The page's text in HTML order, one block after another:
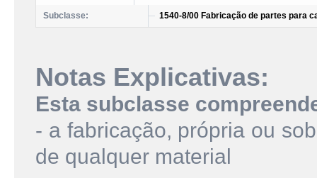
Subclasse: 1540-8/00 Fabricação de partes para
Notas Explicativas:
Esta subclasse
- a fabricação, própria ou
de qualquer material